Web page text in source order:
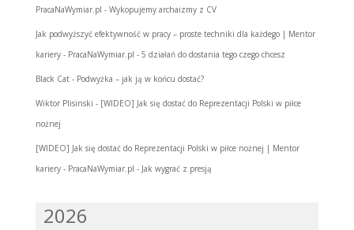
PracaNaWymiar.pl - Wykopujemy archaizmy z CV
Jak podwyższyć efektywność w pracy – proste techniki dla każdego | Mentor
kariery - PracaNaWymiar.pl - 5 działań do dostania tego czego chcesz
Black Cat- Podwyżka – jak ją w końcu dostać?
Wiktor Plisinski - [WIDEO] Jak się dostać do Reprezentacji Polski w piłce
nożnej
[WIDEO] Jak się dostać do Reprezentacji Polski w piłce nożnej | Mentor
kariery - PracaNaWymiar.pl - Jak wygrać z presją
2026